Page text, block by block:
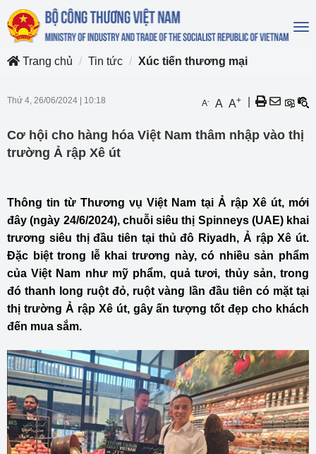
Trang chủ
Tin tức Xúc tiến thương mại
Thứ 4, 26/06/2024 10:18 A- A A+
Cơ hội cho hàng hóa Việt Nam thâm nhập vào thị
trường Ả rập Xê út
Thông tin từ Thương vụ Việt Nam tại Ả rập Xê út, mới
đây (ngày 24/6/2024), chuỗi siêu thị Spinneys (UAE) khai
trương siêu thị đầu tiên tại thủ đô Riyadh, Ả rập Xê út.
Đặc biệt trong lễ khai trương này, có nhiều sản phẩm
của Việt Nam như mỹ phẩm, quả tươi, thủy sản, trong
đó thanh long ruột đỏ, ruột vàng lần đầu tiên có mặt tại
thị trường Ả rập Xê út, gây ấn tượng tốt đẹp cho khách
đến mua sắm.